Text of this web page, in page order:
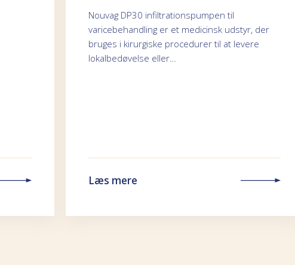
Nouvag DP30 infiltrationspumpen til
varicebehandling er et medicinsk udstyr, der
bruges i kirurgiske procedurer til at levere
lokalbedøvelse eller…
Læs mere